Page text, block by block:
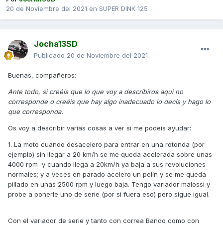
20 de Noviembre del 2021 en SUPER DINK 125
Jocha13SD
Publicado 20 de Noviembre del 2021
Buenas, compañeros:
Ante todo, si creéis que lo que voy a describiros aqui no
corresponde o creéis que hay algo inadecuado lo decís y hago lo
que corresponda.
Os voy a describir varias cosas a ver si me podeis ayudar:
1. La moto cuando desacelero para entrar en una rotonda (por
ejemplo) sin llegar a 20 km/h se me queda acelerada sobre unas
4000 rpm y cuando llega a 20km/h ya baja a sus revoluciones
normales; y a veces en parado acelero un pelín y se me queda
pillado en unas 2500 rpm y luego baja. Tengo variador malossi y
probe a ponerle uno de serie (por si fuera eso) pero sigue igual.
Con el variador de serie y tanto con correa Bando como con